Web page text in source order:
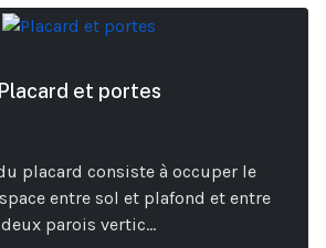
Placard et portes
placard consiste à occuper le
entre sol et plafond et entre
deux parois vertic...